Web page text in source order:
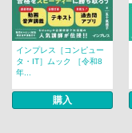
インプレス［コンピュー
タ・IT］ムック ［令和8
年...
購入